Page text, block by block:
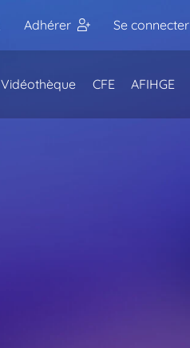
Adhérer Se connecter
Vidéothèque CFE AFIHGE